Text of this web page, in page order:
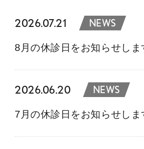
2026.07.21 NEWS
8月の休診日をお知らせしま
2026.06.20 NEWS
7月の休診日をお知らせしま